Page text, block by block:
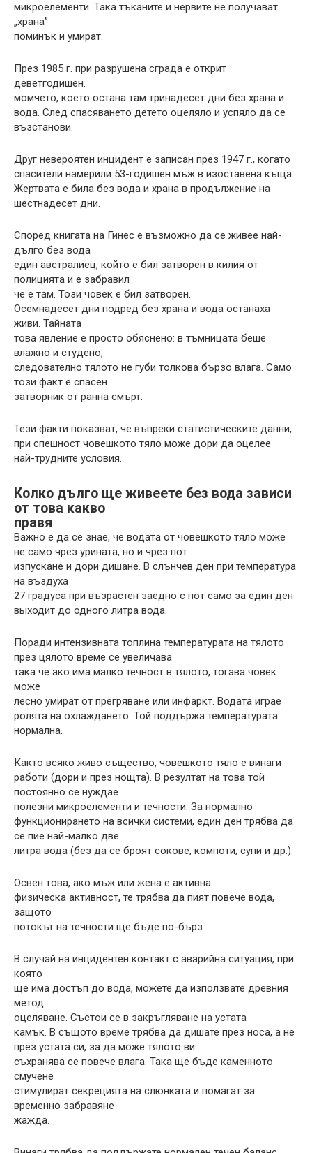
микроелементи. Така тъканите и нервите не получават
„храна”
поминък и умират.
През 1985 г. при разрушена сграда е открит
деветгодишен.
момчето, което остана там тринадесет дни без храна и
вода. След спасяването детето оцеляло и успяло да се
възстанови.
Друг невероятен инцидент е записан през 1947 г., когато
спасители намерили 53-годишен мъж в изоставена къща.
Жертвата е била без вода и храна в продължение на
шестнадесет дни.
Според книгата на Гинес е възможно да се живее най-
дълго без вода
един австралиец, който е бил затворен в килия от
полицията и е забравил
че е там. Този човек е бил затворен.
Осемнадесет дни подред без храна и вода останаха
живи. Тайната
това явление е просто обяснено: в тъмницата беше
влажно и студено,
следователно тялото не губи толкова бързо влага. Само
този факт е спасен
затворник от ранна смърт.
Тези факти показват, че въпреки статистическите данни,
при спешност човешкото тяло може дори да оцелее
най-трудните условия.
Колко дълго ще живеете без вода зависи
от това какво
правя
Важно е да се знае, че водата от човешкото тяло може
не само чрез урината, но и чрез пот
изпускане и дори дишане. В слънчев ден при температура
на въздуха
27 градуса при възрастен заедно с пот само за един ден
выходит до одного литра вода.
Поради интензивната топлина температурата на тялото
през цялото време се увеличава
така че ако има малко течност в тялото, тогава човек
може
лесно умират от прегряване или инфаркт. Водата играе
ролята на охлаждането. Той поддържа температурата
нормална.
Както всяко живо същество, човешкото тяло е винаги
работи (дори и през нощта). В резултат на това той
постоянно се нуждае
полезни микроелементи и течности. За нормално
функционирането на всички системи, един ден трябва да
се пие най-малко две
литра вода (без да се броят сокове, компоти, супи и др.).
Освен това, ако мъж или жена е активна
физическа активност, те трябва да пият повече вода,
защото
потокът на течности ще бъде по-бърз.
В случай на инцидентен контакт с аварийна ситуация, при
която
ще има достъп до вода, можете да използвате древния
метод
оцеляване. Състои се в закръгляване на устата
камък. В същото време трябва да дишате през носа, а не
през устата си, за да може тялото ви
съхранява се повече влага. Така ще бъде каменното
смучене
стимулират секрецията на слюнката и помагат за
временно забравяне
жажда.